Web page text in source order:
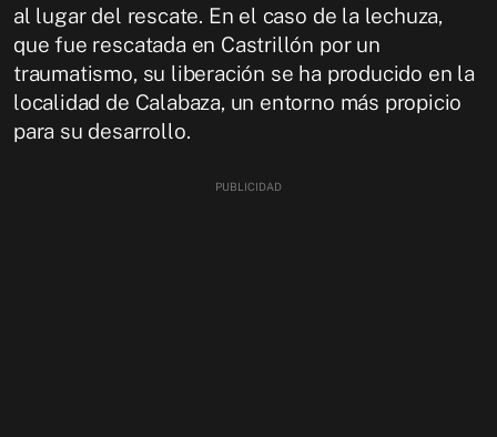
al lugar del rescate. En el caso de la lechuza,
que fue rescatada en Castrillón por un
traumatismo, su liberación se ha producido en la
localidad de Calabaza, un entorno más propicio
para su desarrollo.